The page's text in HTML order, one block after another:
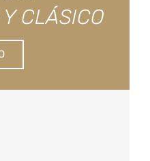
CLÁSICO